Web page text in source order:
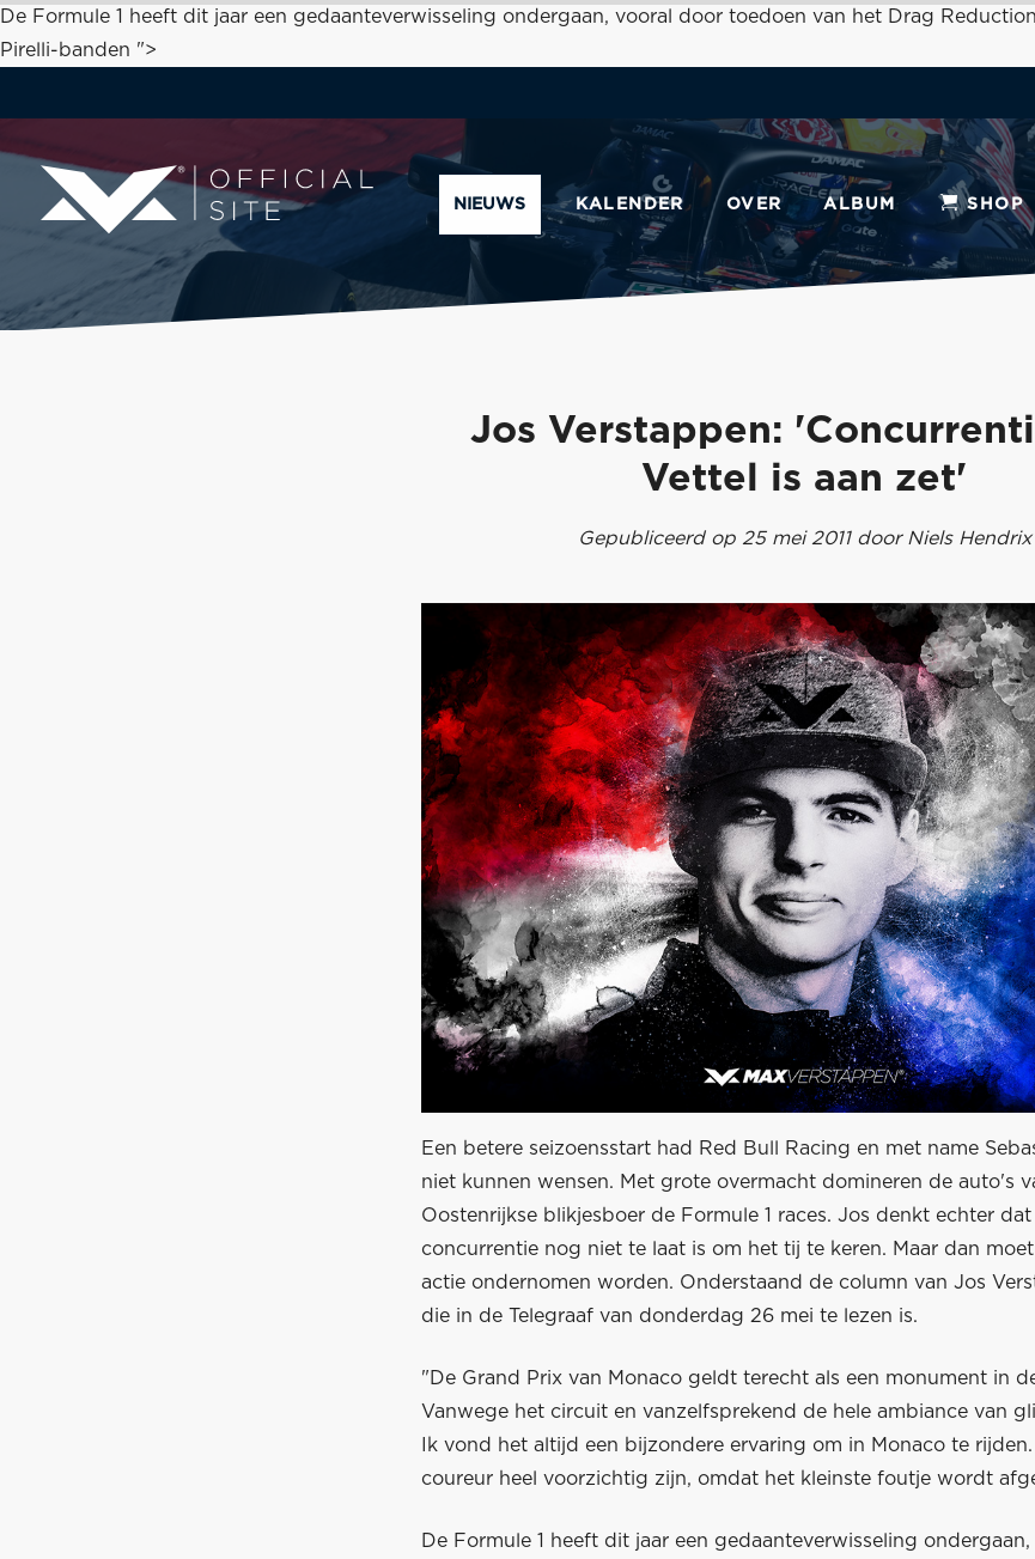
De Formule 1 heeft dit jaar een gedaanteverwisseling ondergaan, vooral door toedoen van het Drag
Pirelli-banden ">
NIEUWS KALENDER OVER ALBUM SHOP
Jos Verstappen:
Vettel is aan zet'
Gepubliceerd op 25 mei 2011 door Niels Hendrix
Een betere seizoensstart had Red Bull Racing en met name
niet kunnen wensen. Met grote overmacht domineren de auto's
Oostenrijkse blikjesboer de Formule 1 races. Jos denkt echter
concurrentie nog niet te laat is om het tij te keren. Maar dan moet
actie ondernomen worden. Onderstaand de column van Jos
die in de Telegraaf van donderdag 26 mei te lezen is.
"De Grand Prix van Monaco geldt terecht als een monument in
Vanwege het circuit en vanzelfsprekend de hele ambiance van
Ik vond het altijd een bijzondere ervaring om in Monaco te
coureur heel voorzichtig zijn, omdat het kleinste foutje wordt
De Formule 1 heeft dit jaar een gedaanteverwisseling